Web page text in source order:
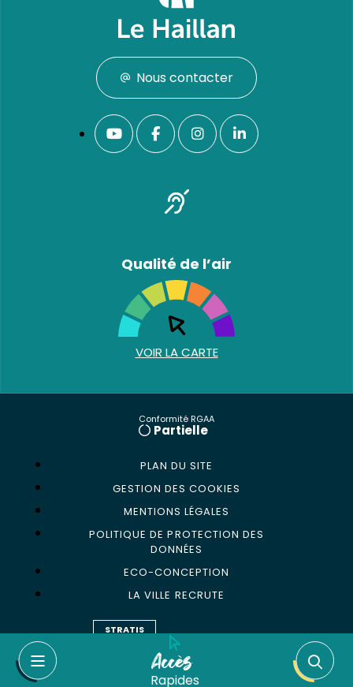
Accès
Rapides
Nous contacter
Qualité de l’air
VOIR LA CARTE
Conformité RGAA
Partielle
PLAN DU SITE
GESTION DES COOKIES
MENTIONS LÉGALES
POLITIQUE DE PROTECTION DES
DONNÉES
ECO-CONCEPTION
LA VILLE RECRUTE
STRATIS